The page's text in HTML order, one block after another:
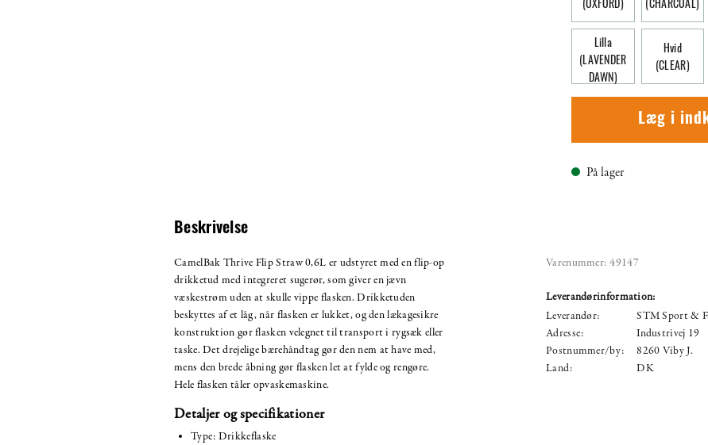
Lilla
(LAVENDER
DAWN)
Hvid
(CLEAR)
Læg i
På lager
Beskrivelse
CamelBak Thrive Flip Straw 0,6L er udstyret med en flip-op
drikketud med integreret sugerør, som giver en jævn
væskestrøm uden at skulle vippe flasken. Drikketuden
beskyttes af et låg, når flasken er lukket, og den lækagesikre
konstruktion gør flasken velegnet til transport i rygsæk eller
taske. Det drejelige bærehåndtag gør den nem at have med,
mens den brede åbning gør flasken let at fylde og rengøre.
Hele flasken tåler opvaskemaskine.
Detaljer og specifikationer
Type: Drikkeflaske
Varenummer: 49147
Leverandørinformation:
Leverandør:
STM Sport &
Adresse:
Industrivej 19
Postnummer/by:
8260 Viby J.
Land:
DK